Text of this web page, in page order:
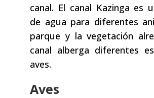
canal. El canal Kazinga es
de agua para diferentes
parque y la vegetación
canal alberga diferentes
aves.
Aves